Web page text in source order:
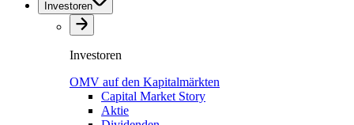
Investoren
Investoren
OMV auf den Kapitalmärkten
Capital Market Story
Aktie